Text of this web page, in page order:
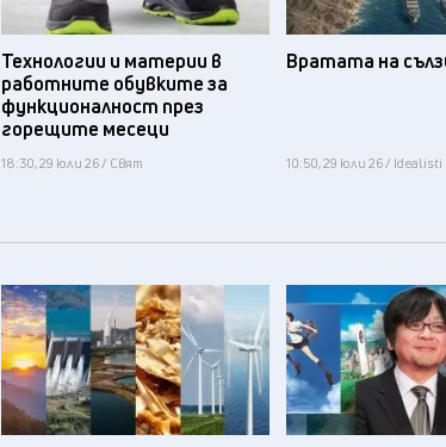
Технологии и материи в
работните обувките за
функционалност през
горещите месеци
18:30, 29 юли 26 / Свят
Вратата на
10:50, 29 юли 26 / Idealisti